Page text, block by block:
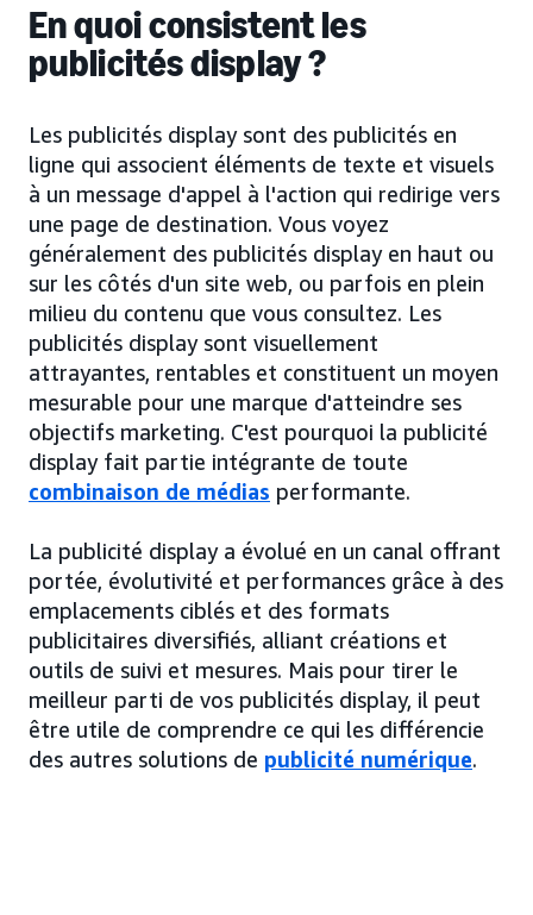
En quoi consistent les
publicités display ?
Les publicités display sont des publicités en
ligne qui associent éléments de texte et visuels
à un message d'appel à l'action qui redirige vers
une page de destination. Vous voyez
généralement des publicités display en haut ou
sur les côtés d'un site web, ou parfois en plein
milieu du contenu que vous consultez. Les
publicités display sont visuellement
attrayantes, rentables et constituent un moyen
mesurable pour une marque d'atteindre ses
objectifs marketing. C'est pourquoi la publicité
display fait partie intégrante de toute
combinaison de médias performante.
La publicité display a évolué en un canal offrant
portée, évolutivité et performances grâce à des
emplacements ciblés et des formats
publicitaires diversifiés, alliant créations et
outils de suivi et mesures. Mais pour tirer le
meilleur parti de vos publicités display, il peut
être utile de comprendre ce qui les différencie
des autres solutions de publicité numérique.